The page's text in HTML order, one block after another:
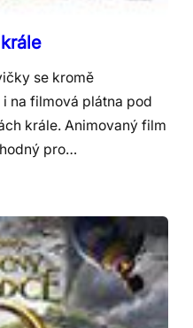
se kromě
na filmová plátna pod
krále. Animovaný film
pro…